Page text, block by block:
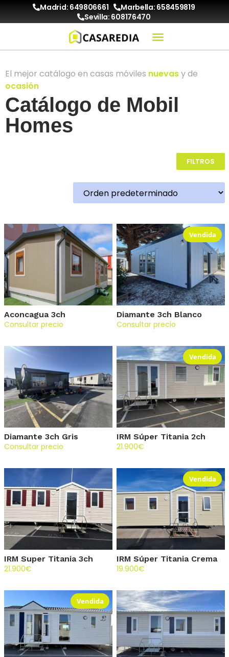
Madrid: 649806661
Marbella: 658459819
Sevilla: 608176470
El mejor catálogo en casas móviles nuevasy de
ocasión
Catálogo de Mobil
Homes
FILTROS
Aconcagua 3ch
Consultar precio
Vendida
Diamante 3ch Blanco
Consultar precio
Diamante 3ch Gris
Consultar precio
Vendida
IRM Súper Titania 2ch
21.900€
IRM Super Titania 3ch
21.900€
Vendida
IRM Súper Titania Crema
19.900€
Vendida